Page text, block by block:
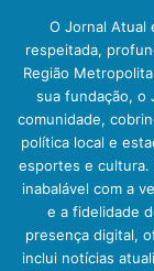
O Jornal Atual
respeitada,
Região
sua fundação, o
comunidade,
política local e
esportes e cultura.
inabalável com a
e a fidelidade
presença digital,
inclui notícias